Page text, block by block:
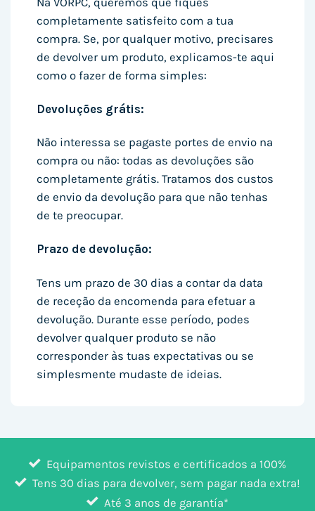
completamente satisfeito com a tua
compra. Se, por qualquer motivo, precisares
de devolver um produto, explicamos-te aqui
como o fazer de forma simples:
Devoluções grátis:
Não interessa se pagaste portes de envio na
compra ou não: todas as devoluções são
completamente grátis. Tratamos dos custos
de envio da devolução para que não tenhas
de te preocupar.
Prazo de devolução:
Tens um prazo de 30 dias a contar da data
de receção da encomenda para efetuar a
devolução. Durante esse período, podes
devolver qualquer produto se não
corresponder às tuas expectativas ou se
simplesmente mudaste de ideias.
Equipamentos revistos e certificados a 100%
Tens 30 dias para devolver, sem pagar nada extra!
Até 3 anos de garantía*